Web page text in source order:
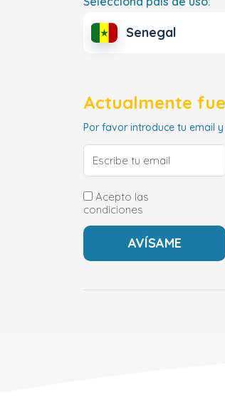
Senegal
Actualmente
Por favor introduce tu email
Acepto las
condiciones